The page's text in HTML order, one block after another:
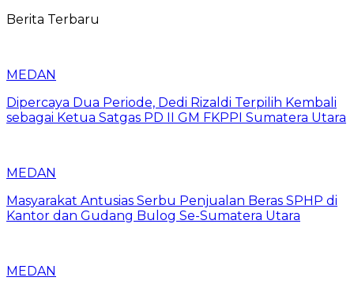
Berita Terbaru
MEDAN
Dipercaya Dua Periode, Dedi Rizaldi Terpilih Kembali
sebagai Ketua Satgas PD II GM FKPPI Sumatera Utara
MEDAN
Masyarakat Antusias Serbu Penjualan Beras SPHP di
Kantor dan Gudang Bulog Se-Sumatera Utara
MEDAN